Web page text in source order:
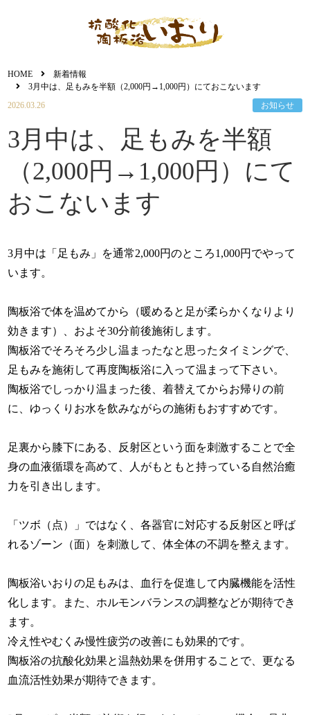
HOME
新着情報
3月中は、足もみを半額（2,000円→1,000円）にておこないます
2026.03.26
お知らせ
3月中は、足もみを半額
（2,000円→1,000円）にて
おこないます
3月中は「足もみ」を通常2,000円のところ1,000円でやって
います。
陶板浴で体を温めてから（暖めると足が柔らかくなりより
効きます）、およそ30分前後施術します。
陶板浴でそろそろ少し温まったなと思ったタイミングで、
足もみを施術して再度陶板浴に入って温まって下さい。
陶板浴でしっかり温まった後、着替えてからお帰りの前
に、ゆっくりお水を飲みながらの施術もおすすめです。
足裏から膝下にある、反射区という面を刺激することで全
身の血液循環を高めて、人がもともと持っている自然治癒
力を引き出します。
「ツボ（点）」ではなく、各器官に対応する反射区と呼ば
れるゾーン（面）を刺激して、体全体の不調を整えます。
陶板浴いおりの足もみは、血行を促進して内臓機能を活性
化します。また、ホルモンバランスの調整などが期待でき
ます。
冷え性やむくみ慢性疲労の改善にも効果的です。
陶板浴の抗酸化効果と温熱効果を併用することで、更なる
血流活性効果が期待できます。